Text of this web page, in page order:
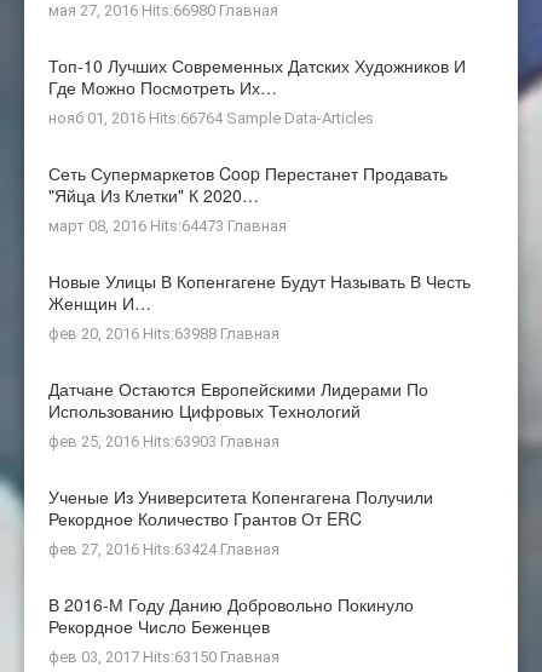
мая 27, 2016 Hits:66980 Главная
Топ-10 Лучших Современных Датских Художников И
Где Можно Посмотреть Их…
нояб 01, 2016 Hits:66764 Sample Data-Articles
Сеть Супермаркетов Coop Перестанет Продавать
"яйца Из Клетки" К 2020…
март 08, 2016 Hits:64473 Главная
Новые Улицы В Копенгагене Будут Называть В Честь
Женщин И…
фев 20, 2016 Hits:63988 Главная
Датчане Остаются Европейскими Лидерами По
Использованию Цифровых Технологий
фев 25, 2016 Hits:63903 Главная
Ученые Из Университета Копенгагена Получили
Рекордное Количество Грантов От ERC
фев 27, 2016 Hits:63424 Главная
В 2016-М Году Данию Добровольно Покинуло
Рекордное Число Беженцев
фев 03, 2017 Hits:63150 Главная